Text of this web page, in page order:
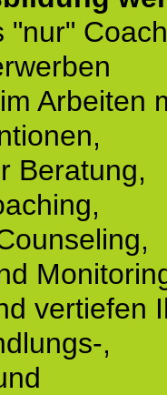
"nur"
Arbeiten
Beratung,
vertiefen
,